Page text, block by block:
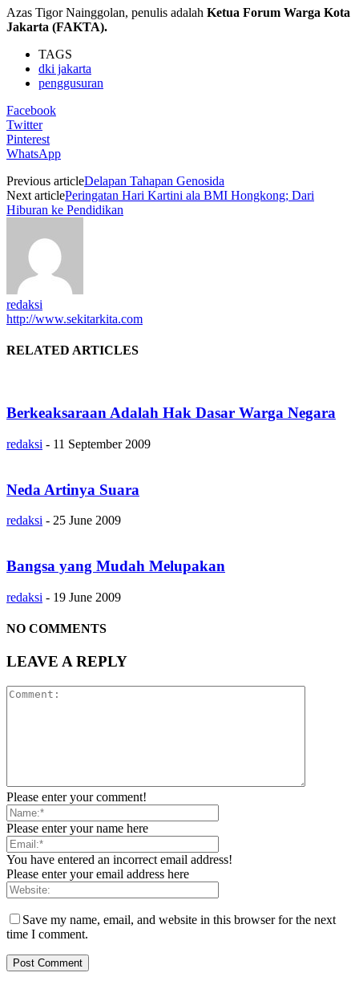
Azas Tigor Nainggolan, penulis adalah Ketua Forum Warga Kota
Jakarta (FAKTA).
TAGS
dki jakarta
penggusuran
Facebook
Twitter
Pinterest
WhatsApp
Previous articleDelapan Tahapan Genosida
Next articlePeringatan Hari Kartini ala BMI Hongkong; Dari
Hiburan ke Pendidikan
redaksi
http://www.sekitarkita.com
RELATED ARTICLES
Berkeaksaraan Adalah Hak Dasar Warga Negara
redaksi - 11 September 2009
Neda Artinya Suara
redaksi - 25 June 2009
Bangsa yang Mudah Melupakan
redaksi - 19 June 2009
NO COMMENTS
LEAVE A REPLY
Please enter your comment!
Please enter your name here
You have entered an incorrect email address!
Please enter your email address here
Save my name, email, and website in this browser for the next
time I comment.